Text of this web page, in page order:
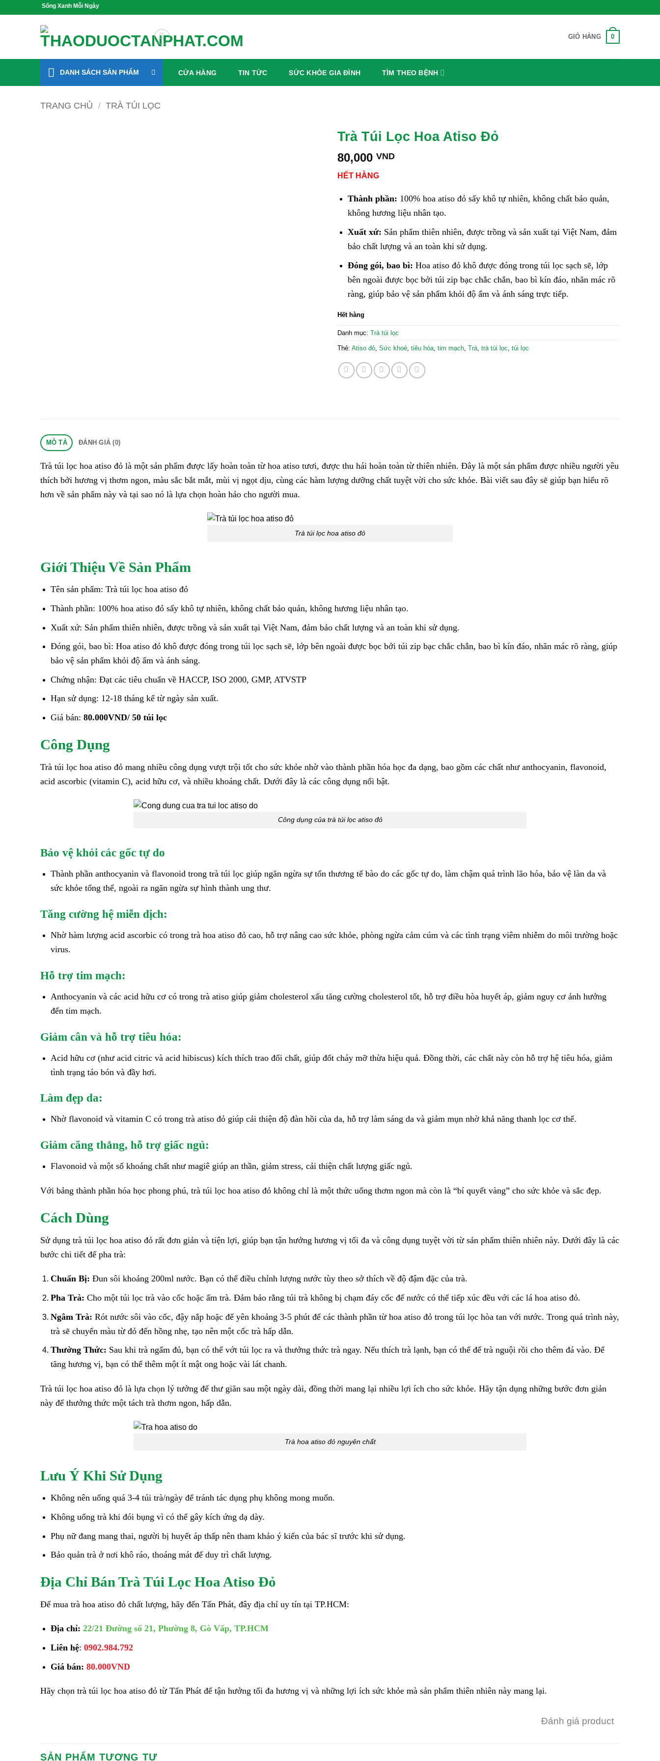
Sống Xanh Mỗi Ngày
GIỎ HÀNG 0
DANH SÁCH SẢN PHẨM CỬA HÀNG TIN TỨC SỨC KHỎE GIA ĐÌNH TÌM THEO BỆNH
TRANG CHỦ / TRÀ TÚI LỌC
Trà Túi Lọc Hoa Atiso Đỏ
80,000 VND
HẾT HÀNG
Thành phần: 100% hoa atiso đỏ sấy khô tự nhiên, không chất bảo quản,
không hương liệu nhân tạo.
Xuất xứ: Sản phẩm thiên nhiên, được trồng và sản xuất tại Việt Nam, đảm
bảo chất lượng và an toàn khi sử dụng.
Đóng gói, bao bì: Hoa atiso đỏ khô được đóng trong túi lọc sạch sẽ, lớp
bên ngoài được bọc bởi túi zip bạc chắc chắn, bao bì kín đáo, nhãn mác rõ
ràng, giúp bảo vệ sản phẩm khỏi độ ẩm và ánh sáng trực tiếp.
Hết hàng
Danh mục: Trà túi lọc
Thẻ: Atiso đỏ, Sức khoẻ, tiêu hóa, tim mạch, Trà, trà túi lọc, túi lọc
MÔ TẢ ĐÁNH GIÁ (0)
Trà túi lọc hoa atiso đỏ là một sản phẩm được lấy hoàn toàn từ hoa atiso tươi, được thu hái hoàn toàn từ thiên nhiên. Đây là một sản phẩm được nhiều người yêu
thích bởi hương vị thơm ngon, màu sắc bắt mắt, mùi vị ngọt dịu, cùng các hàm lượng dưỡng chất tuyệt vời cho sức khỏe. Bài viết sau đây sẽ giúp bạn hiểu rõ
hơn về sản phẩm này và tại sao nó là lựa chọn hoàn hảo cho người mua.
Trà túi lọc hoa atiso đỏ
Giới Thiệu Về Sản Phẩm
Tên sản phẩm: Trà túi lọc hoa atiso đỏ
Thành phần: 100% hoa atiso đỏ sấy khô tự nhiên, không chất bảo quản, không hương liệu nhân tạo.
Xuất xứ: Sản phẩm thiên nhiên, được trồng và sản xuất tại Việt Nam, đảm bảo chất lượng và an toàn khi sử dụng.
Đóng gói, bao bì: Hoa atiso đỏ khô được đóng trong túi lọc sạch sẽ, lớp bên ngoài được bọc bởi túi zip bạc chắc chắn, bao bì kín đáo, nhãn mác rõ ràng, giúp
bảo vệ sản phẩm khỏi độ ẩm và ánh sáng.
Chứng nhận: Đạt các tiêu chuẩn về HACCP, ISO 2000, GMP, ATVSTP
Hạn sử dụng: 12-18 tháng kể từ ngày sản xuất.
Giá bán: 80.000VND/ 50 túi lọc
Công Dụng
Trà túi lọc hoa atiso đỏ mang nhiều công dụng vượt trội tốt cho sức khỏe nhờ vào thành phần hóa học đa dạng, bao gồm các chất như anthocyanin, flavonoid,
acid ascorbic (vitamin C), acid hữu cơ, và nhiều khoáng chất. Dưới đây là các công dụng nổi bật.
Công dụng của trà túi lọc atiso đỏ
Bảo vệ khỏi các gốc tự do
Thành phần anthocyanin và flavonoid trong trà túi lọc giúp ngăn ngừa sự tổn thương tế bào do các gốc tự do, làm chậm quá trình lão hóa, bảo vệ làn da và
sức khỏe tổng thể, ngoài ra ngăn ngừa sự hình thành ung thư.
Tăng cường hệ miễn dịch:
Nhờ hàm lượng acid ascorbic có trong trà hoa atiso đỏ cao, hỗ trợ nâng cao sức khỏe, phòng ngừa cảm cúm và các tình trạng viêm nhiễm do môi trường hoặc
virus.
Hỗ trợ tim mạch:
Anthocyanin và các acid hữu cơ có trong trà atiso giúp giảm cholesterol xấu tăng cường cholesterol tốt, hỗ trợ điều hòa huyết áp, giảm nguy cơ ảnh hưởng
đến tim mạch.
Giảm cân và hỗ trợ tiêu hóa:
Acid hữu cơ (như acid citric và acid hibiscus) kích thích trao đổi chất, giúp đốt cháy mỡ thừa hiệu quả. Đồng thời, các chất này còn hỗ trợ hệ tiêu hóa, giảm
tình trạng táo bón và đầy hơi.
Làm đẹp da:
Nhờ flavonoid và vitamin C có trong trà atiso đỏ giúp cải thiện độ đàn hồi của da, hỗ trợ làm sáng da và giảm mụn nhờ khả năng thanh lọc cơ thể.
Giảm căng thẳng, hỗ trợ giấc ngủ:
Flavonoid và một số khoáng chất như magiê giúp an thần, giảm stress, cải thiện chất lượng giấc ngủ.
Với bảng thành phần hóa học phong phú, trà túi lọc hoa atiso đỏ không chỉ là một thức uống thơm ngon mà còn là “bí quyết vàng” cho sức khỏe và sắc đẹp.
Cách Dùng
Sử dụng trà túi lọc hoa atiso đỏ rất đơn giản và tiện lợi, giúp bạn tận hưởng hương vị tối đa và công dụng tuyệt vời từ sản phẩm thiên nhiên này. Dưới đây là các
bước chi tiết để pha trà:
Chuẩn Bị: Đun sôi khoảng 200ml nước. Bạn có thể điều chỉnh lượng nước tùy theo sở thích về độ đậm đặc của trà.
Pha Trà: Cho một túi lọc trà vào cốc hoặc ấm trà. Đảm bảo rằng túi trà không bị chạm đáy cốc để nước có thể tiếp xúc đều với các lá hoa atiso đỏ.
Ngâm Trà: Rót nước sôi vào cốc, đậy nắp hoặc để yên khoảng 3-5 phút để các thành phần từ hoa atiso đỏ trong túi lọc hòa tan với nước. Trong quá trình này,
trà sẽ chuyển màu từ đỏ đến hồng nhẹ, tạo nên một cốc trà hấp dẫn.
Thưởng Thức: Sau khi trà ngấm đủ, bạn có thể vớt túi lọc ra và thưởng thức trà ngay. Nếu thích trà lạnh, bạn có thể để trà nguội rồi cho thêm đá vào. Để
tăng hương vị, bạn có thể thêm một ít mật ong hoặc vài lát chanh.
Trà túi lọc hoa atiso đỏ là lựa chọn lý tưởng để thư giãn sau một ngày dài, đồng thời mang lại nhiều lợi ích cho sức khỏe. Hãy tận dụng những bước đơn giản
này để thưởng thức một tách trà thơm ngon, hấp dẫn.
Trà hoa atiso đỏ nguyên chất
Lưu Ý Khi Sử Dụng
Không nên uống quá 3-4 túi trà/ngày để tránh tác dụng phụ không mong muốn.
Không uống trà khi đói bụng vì có thể gây kích ứng dạ dày.
Phụ nữ đang mang thai, người bị huyết áp thấp nên tham khảo ý kiến của bác sĩ trước khi sử dụng.
Bảo quản trà ở nơi khô ráo, thoáng mát để duy trì chất lượng.
Địa Chỉ Bán Trà Túi Lọc Hoa Atiso Đỏ
Để mua trà hoa atiso đỏ chất lượng, hãy đến Tấn Phát, đây địa chỉ uy tín tại TP.HCM:
Địa chỉ: 22/21 Đường số 21, Phường 8, Gò Vấp, TP.HCM
Liên hệ: 0902.984.792
Giá bán: 80.000VND
Hãy chọn trà túi lọc hoa atiso đỏ từ Tấn Phát để tận hưởng tối đa hương vị và những lợi ích sức khỏe mà sản phẩm thiên nhiên này mang lại.
Đánh giá product
SẢN PHẨM TƯƠNG TỰ